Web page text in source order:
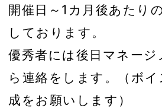
開催日～1カ月後あたり
しております。
優秀者には後日マネージ
ら連絡をします。（ボ
成をお願いします）